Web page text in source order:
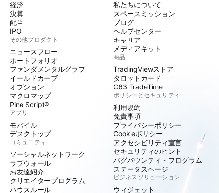
経済
決算
配当
IPO
その他プロダクト
ニュースフロー
ポートフォリオ
ファンダメンタルグラフ
イールドカーブ
オプション
マクロマップ
Pine Script®
アプリ
モバイル
デスクトップ
コミュニティ
ソーシャルネットワーク
ラブウォール
お友達紹介
クリエイタープログラム
ハウスルール
私たちについて
スペースミッション
ブログ
ヘルプセンター
キャリア
メディアキット
商品
TradingViewストア
タロットカード
C63 TradeTime
ポリシーとセキュリティ
利用規約
免責事項
プライバシーポリシー
Cookieポリシー
アクセシビリティ宣言
セキュリティのヒント
バグバウンティ・プログラム
ステータスページ
ビジネスソリューション
ウィジェット